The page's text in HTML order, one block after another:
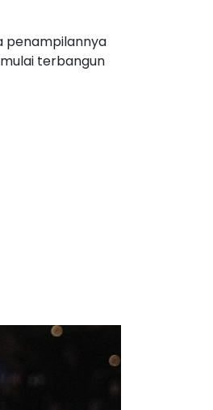
penampilannya
terbangun